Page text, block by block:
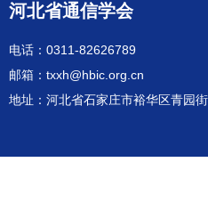
河北省通信学会
电话：0311-82626789
邮箱：txxh@hbic.org.cn
地址：河北省石家庄市裕华区青园